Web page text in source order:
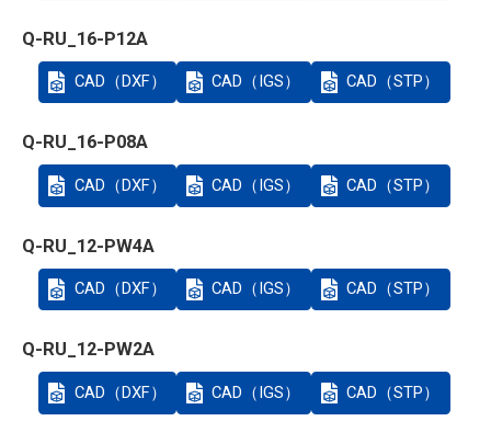
Q-RU_16-P12A
CAD（DXF） CAD（IGS） CAD（STP）
Q-RU_16-P08A
CAD（DXF） CAD（IGS） CAD（STP）
Q-RU_12-PW4A
CAD（DXF） CAD（IGS） CAD（STP）
Q-RU_12-PW2A
CAD（DXF） CAD（IGS） CAD（STP）